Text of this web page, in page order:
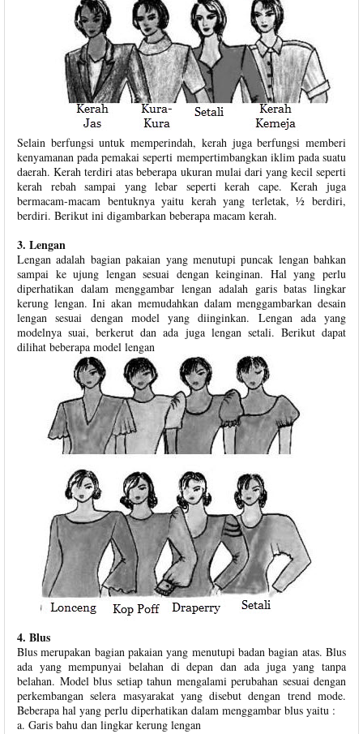
Selain berfungsi untuk memperindah, kerah juga berfungsi memberi
kenyamanan pada pemakai seperti mempertimbangkan iklim pada suatu
daerah. Kerah terdiri atas beberapa ukuran mulai dari yang kecil seperti
kerah rebah sampai yang lebar seperti kerah cape. Kerah juga
bermacam-macam bentuknya yaitu kerah yang terletak, ½ berdiri,
berdiri. Berikut ini digambarkan beberapa macam kerah.
3. Lengan
Lengan adalah bagian pakaian yang menutupi puncak lengan bahkan
sampai ke ujung lengan sesuai dengan keinginan. Hal yang perlu
diperhatikan dalam menggambar lengan adalah garis batas lingkar
kerung lengan. Ini akan memudahkan dalam menggambarkan desain
lengan sesuai dengan model yang diinginkan. Lengan ada yang
modelnya suai, berkerut dan ada juga lengan setali. Berikut dapat
dilihat beberapa model lengan
4. Blus
Blus merupakan bagian pakaian yang menutupi badan bagian atas. Blus
ada yang mempunyai belahan di depan dan ada juga yang tanpa
belahan. Model blus setiap tahun mengalami perubahan sesuai dengan
perkembangan selera masyarakat yang disebut dengan trend mode.
Beberapa hal yang perlu diperhatikan dalam menggambar blus yaitu :
a. Garis bahu dan lingkar kerung lengan